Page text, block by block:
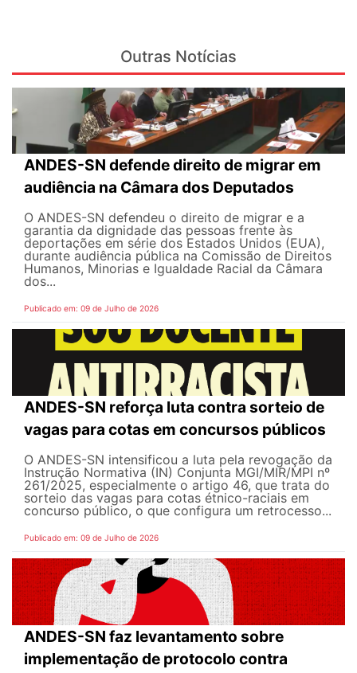
Outras Notícias
ANDES-SN defende direito de migrar em
audiência na Câmara dos Deputados
O ANDES-SN defendeu o direito de migrar e a
garantia da dignidade das pessoas frente às
deportações em série dos Estados Unidos (EUA),
durante audiência pública na Comissão de Direitos
Humanos, Minorias e Igualdade Racial da Câmara
dos...
Publicado em: 09 de Julho de 2026
ANDES-SN reforça luta contra sorteio de
vagas para cotas em concursos públicos
O ANDES-SN intensificou a luta pela revogação da
Instrução Normativa (IN) Conjunta MGI/MIR/MPI nº
261/2025, especialmente o artigo 46, que trata do
sorteio das vagas para cotas étnico-raciais em
concurso público, o que configura um retrocesso...
Publicado em: 09 de Julho de 2026
ANDES-SN faz levantamento sobre
implementação de protocolo contra